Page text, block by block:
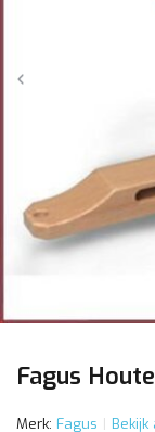
Fagus
Merk: Fagus